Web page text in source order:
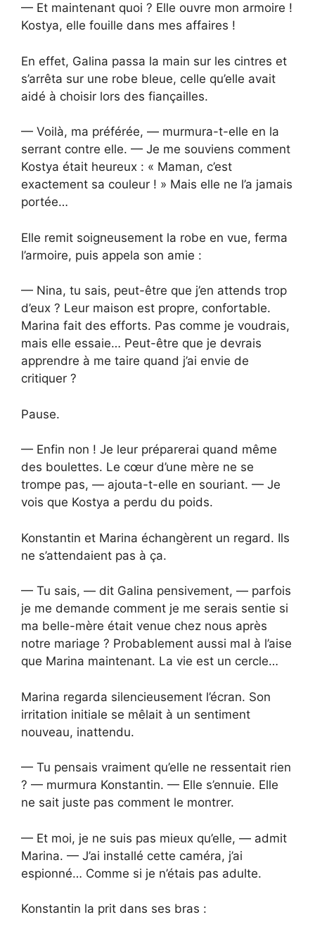
— Et maintenant quoi ? Elle ouvre mon armoire !
Kostya, elle fouille dans mes affaires !
En effet, Galina passa la main sur les cintres et
s’arrêta sur une robe bleue, celle qu’elle avait
aidé à choisir lors des fiançailles.
— Voilà, ma préférée, — murmura-t-elle en la
serrant contre elle. — Je me souviens comment
Kostya était heureux : « Maman, c’est
exactement sa couleur ! » Mais elle ne l’a jamais
portée…
Elle remit soigneusement la robe en vue, ferma
l’armoire, puis appela son amie :
— Nina, tu sais, peut-être que j’en attends trop
d’eux ? Leur maison est propre, confortable.
Marina fait des efforts. Pas comme je voudrais,
mais elle essaie… Peut-être que je devrais
apprendre à me taire quand j’ai envie de
critiquer ?
Pause.
— Enfin non ! Je leur préparerai quand même
des boulettes. Le cœur d’une mère ne se
trompe pas, — ajouta-t-elle en souriant. — Je
vois que Kostya a perdu du poids.
Konstantin et Marina échangèrent un regard. Ils
ne s’attendaient pas à ça.
— Tu sais, — dit Galina pensivement, — parfois
je me demande comment je me serais sentie si
ma belle-mère était venue chez nous après
notre mariage ? Probablement aussi mal à l’aise
que Marina maintenant. La vie est un cercle…
Marina regarda silencieusement l’écran. Son
irritation initiale se mêlait à un sentiment
nouveau, inattendu.
— Tu pensais vraiment qu’elle ne ressentait rien
? — murmura Konstantin. — Elle s’ennuie. Elle
ne sait juste pas comment le montrer.
— Et moi, je ne suis pas mieux qu’elle, — admit
Marina. — J’ai installé cette caméra, j’ai
espionné… Comme si je n’étais pas adulte.
Konstantin la prit dans ses bras :